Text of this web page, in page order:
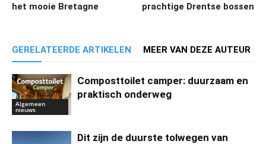
het mooie Bretagne
prachtige Drentse bossen
GERELATEERDE ARTIKELEN MEER VAN DEZE AUTEUR
Algemeen
nieuws
Composttoilet camper: duurzaam en
praktisch onderweg
Dit zijn de duurste tolwegen van